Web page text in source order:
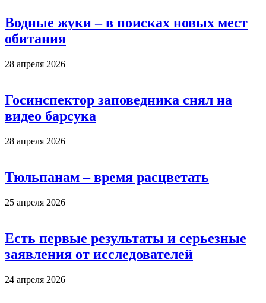
Водные жуки – в поисках новых мест
обитания
28 апреля 2026
Госинспектор заповедника снял на
видео барсука
28 апреля 2026
Тюльпанам – время расцветать
25 апреля 2026
Есть первые результаты и серьезные
заявления от исследователей
24 апреля 2026